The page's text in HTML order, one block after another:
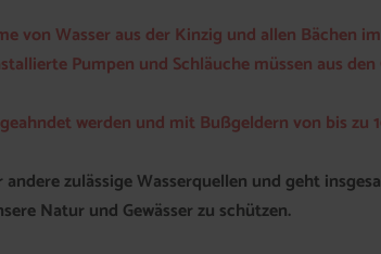
von Wasser aus der Kinzig und allen Bächen
Pumpen und Schläuche müssen aus
werden und mit Bußgeldern von bis zu
zulässige Wasserquellen und geht
Natur und Gewässer zu schützen.